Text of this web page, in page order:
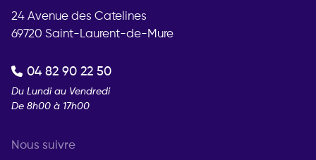
24 Avenue des Catelines
69720 Saint-Laurent-de-Mure
04 82 90 22 50
Du Lundi au Vendredi
De 8h00 à 17h00
Nous suivre